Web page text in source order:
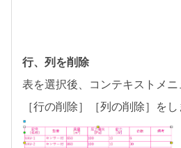
行、列を削除
表を選択後、コンテキストメ
［行の削除］［列の削除］をし